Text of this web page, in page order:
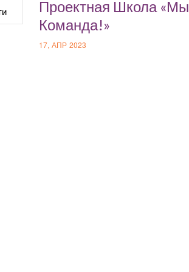
Проектная Школа «Мы
Команда!»
17, АПР 2023